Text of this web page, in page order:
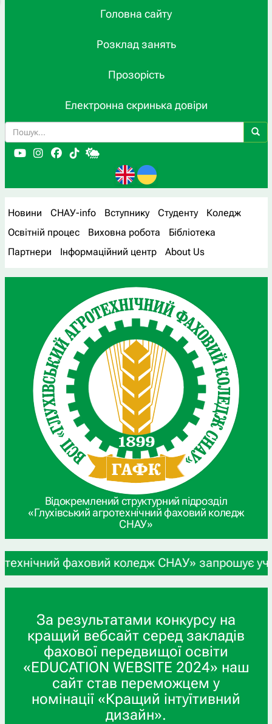
Головна сайту
Розклад занять
Прозорість
Електронна скринька довіри
Новини СНАУ-info Вступнику Студенту
Коледж
Освітній процес
Виховна робота
Бібліотека
Партнери
Інформаційний центр About Us
Відокремлений структурний підрозділ
«Глухівський агротехнічний фаховий коледж
СНАУ»
фаховий коледж СНАУ» запрошує учнів 9-
За результатами конкурсу на
кращий вебсайт серед закладів
фахової передвищої освіти
«EDUCATION WEBSITE 2024» наш
сайт став переможцем у
номінації «Кращий інтуїтивний
дизайн».